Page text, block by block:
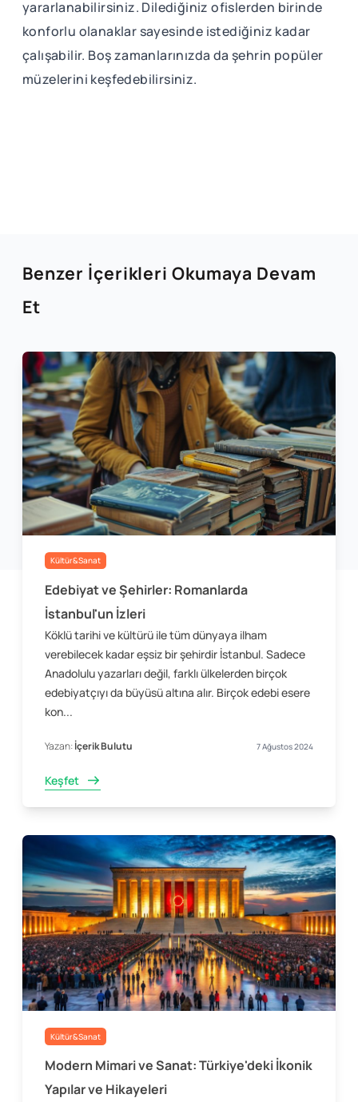
yararlanabilirsiniz. Dilediğiniz ofislerden birinde
konforlu olanaklar sayesinde istediğiniz kadar
çalışabilir. Boş zamanlarınızda da şehrin popüler
müzelerini keşfedebilirsiniz.
Benzer İçerikleri Okumaya Devam
Et
Kültür&Sanat
Edebiyat ve Şehirler: Romanlarda
İstanbul'un İzleri
Köklü tarihi ve kültürü ile tüm dünyaya ilham
verebilecek kadar eşsiz bir şehirdir İstanbul. Sadece
Anadolulu yazarları değil, farklı ülkelerden birçok
edebiyatçıyı da büyüsü altına alır. Birçok edebi esere
kon...
Yazan:İçerik Bulutu 7 Ağustos 2024
Keşfet
Kültür&Sanat
Modern Mimari ve Sanat: Türkiye'deki İkonik
Yapılar ve Hikayeleri